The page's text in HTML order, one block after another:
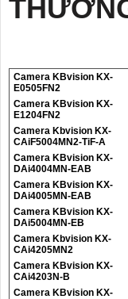
Camera KBvision KX-
E0505FN2
Camera KBvision KX-
E1204FN2
Camera Kbvision KX-
CAiF5004MN2-TiF-A
Camera KBvision KX-
DAi4004MN-EAB
Camera KBvision KX-
DAi4005MN-EAB
Camera KBvision KX-
DAi5004MN-EB
Camera Kbvision KX-
CAi4205MN2
Camera KBvision KX-
CAi4203N-B
Camera KBvision KX-